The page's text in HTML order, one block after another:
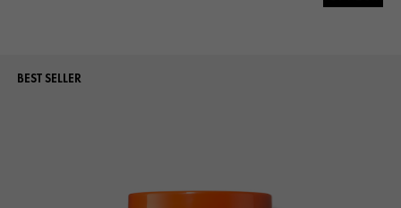
BEST SELLER